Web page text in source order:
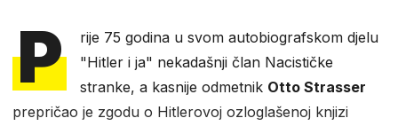
P
rije 75 godina u svom autobiografskom djelu
"Hitler i ja" nekadašnji član Nacističke
stranke, a kasnije odmetnik Otto Strasser
prepričao je zgodu o Hitlerovoj ozloglašenoj knjizi